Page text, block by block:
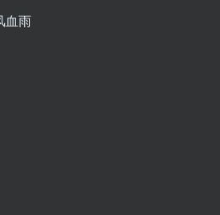
血雨